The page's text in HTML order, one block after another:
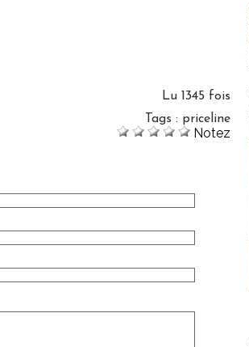
Lu 1345 fois
Tags : priceline
Notez